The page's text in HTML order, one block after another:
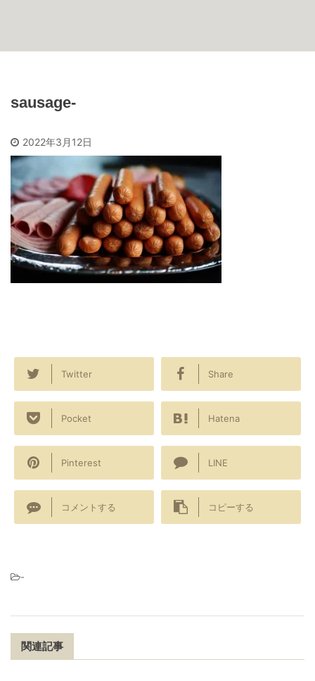
sausage-
2022年3月12日
Twitter Share
Pocket Hatena
Pinterest LINE
コメントする コピーする
-
関連記事